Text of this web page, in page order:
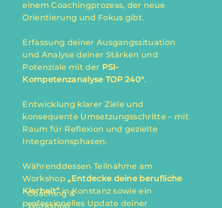
einem Coachingprozess, der neue
Orientierung und Fokus gibt.
Erfassung deiner Ausgangssituation
und Analyse deiner Stärken und
Potenziale mit der PSI-
Kompetenzanalyse TOP 240°.
Entwicklung klarer Ziele und
konsequente Umsetzungsschritte – mit
Raum für Reflexion und gezielte
Integrationsphasen.
Währenddessen Teilnahme am
Workshop„Entdecke deine berufliche
Klarheit“in Konstanz sowie ein
professionelles Update deiner
Coaching &
Workshop